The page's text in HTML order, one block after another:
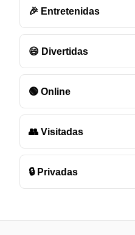
disponibles
🎉 Entretenidas
😄 Divertidas
🟢 Online
👥 Visitadas
🔒 Privadas